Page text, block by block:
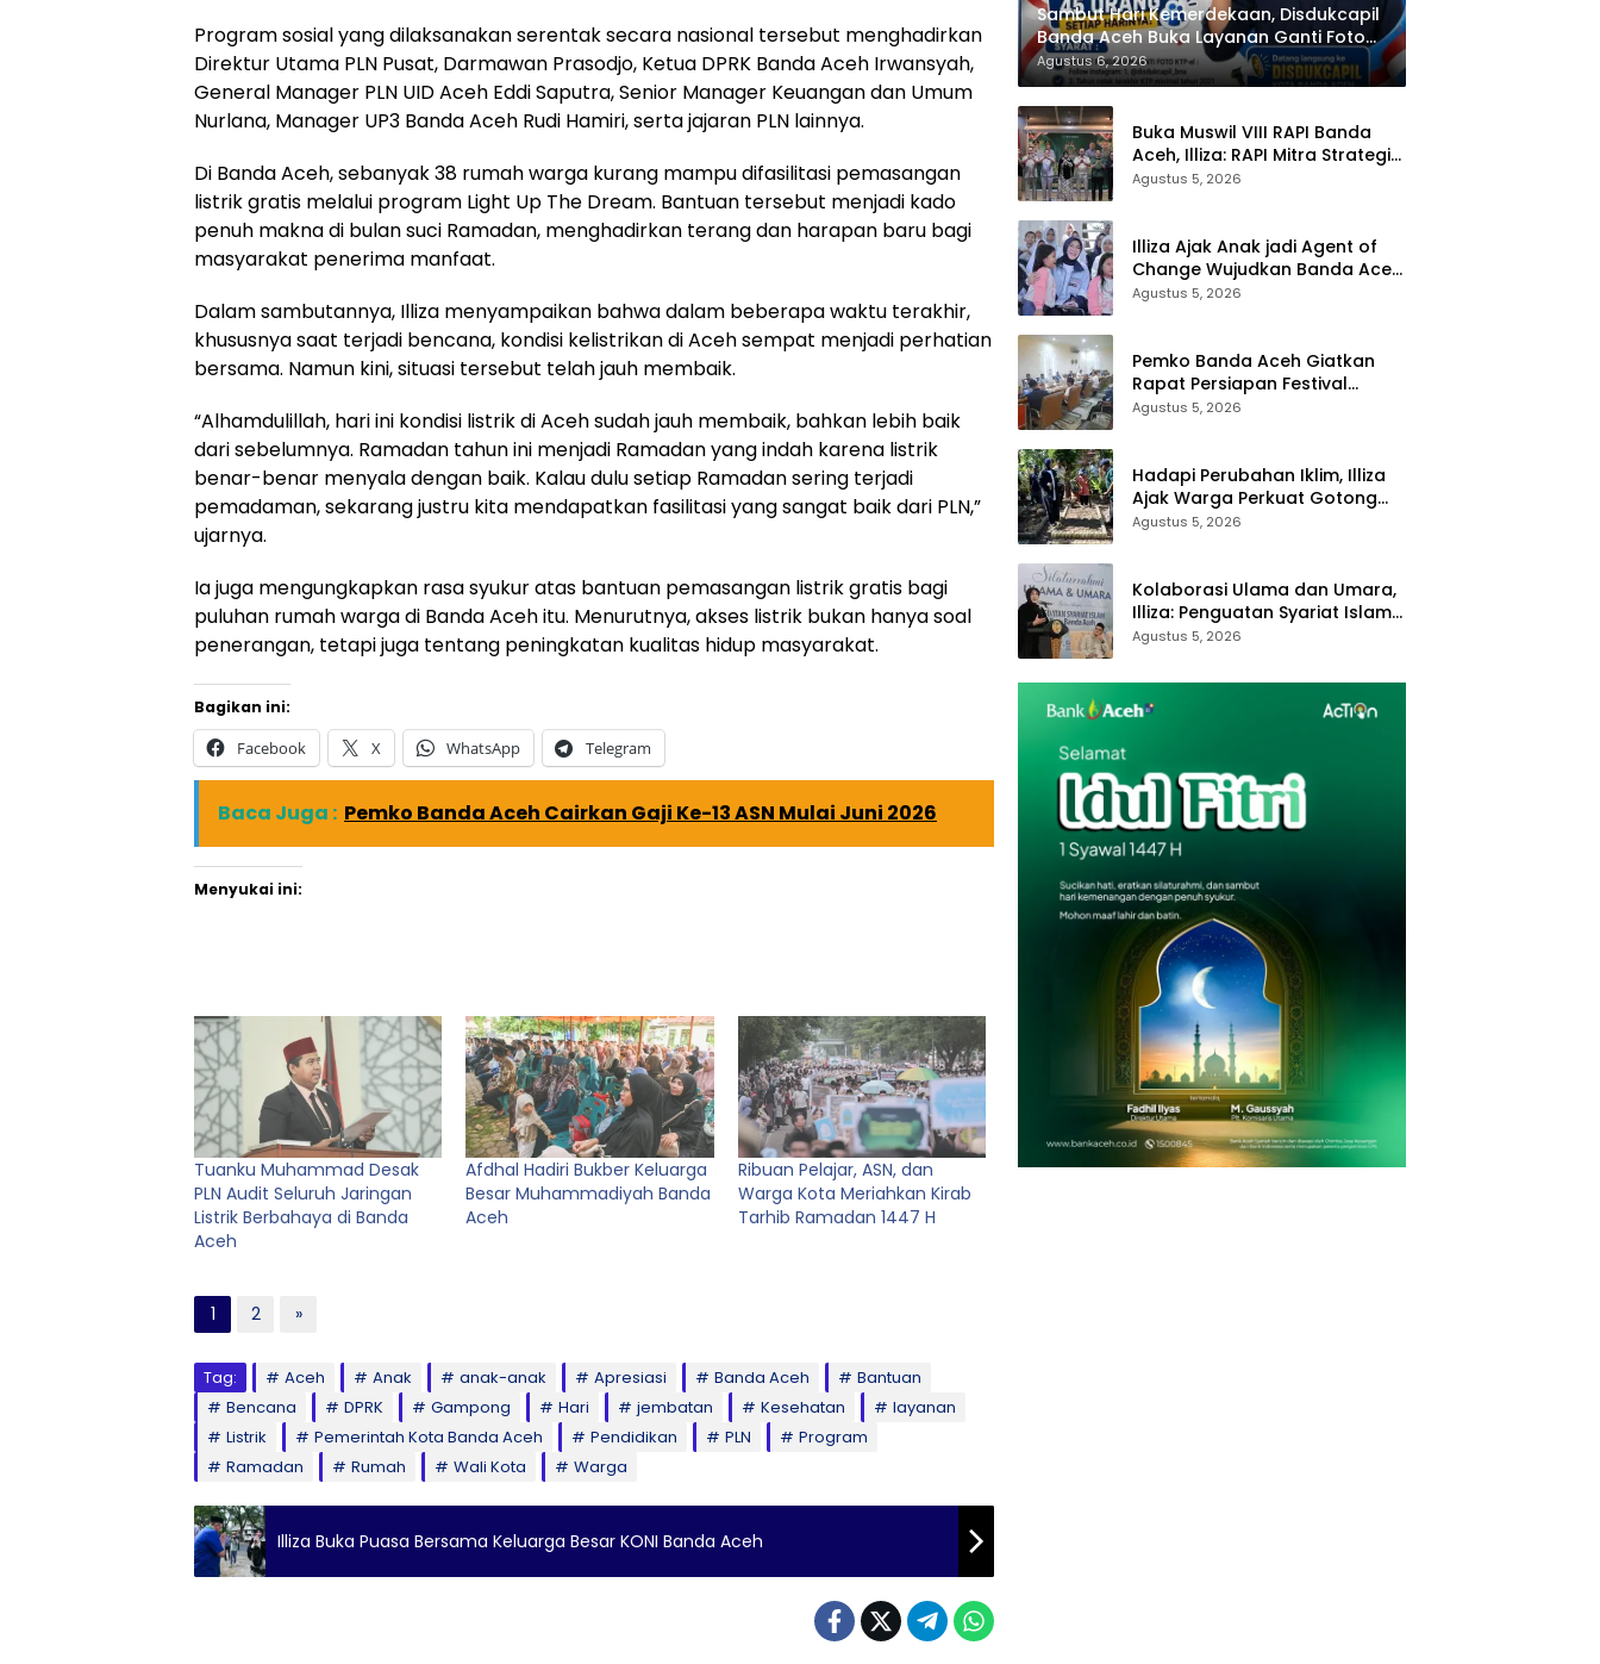
Program sosial yang dilaksanakan serentak secara nasional tersebut menghadirkan
Direktur Utama PLN Pusat, Darmawan Prasodjo, Ketua DPRK Banda Aceh Irwansyah,
General Manager PLN UID Aceh Eddi Saputra, Senior Manager Keuangan dan Umum
Nurlana, Manager UP3 Banda Aceh Rudi Hamiri, serta jajaran PLN lainnya.
Di Banda Aceh, sebanyak 38 rumah warga kurang mampu difasilitasi pemasangan
listrik gratis melalui program Light Up The Dream. Bantuan tersebut menjadi kado
penuh makna di bulan suci Ramadan, menghadirkan terang dan harapan baru bagi
masyarakat penerima manfaat.
Dalam sambutannya, Illiza menyampaikan bahwa dalam beberapa waktu terakhir,
khususnya saat terjadi bencana, kondisi kelistrikan di Aceh sempat menjadi perhatian
bersama. Namun kini, situasi tersebut telah jauh membaik.
“Alhamdulillah, hari ini kondisi listrik di Aceh sudah jauh membaik, bahkan lebih baik
dari sebelumnya. Ramadan tahun ini menjadi Ramadan yang indah karena listrik
benar-benar menyala dengan baik. Kalau dulu setiap Ramadan sering terjadi
pemadaman, sekarang justru kita mendapatkan fasilitasi yang sangat baik dari PLN,”
ujarnya.
Ia juga mengungkapkan rasa syukur atas bantuan pemasangan listrik gratis bagi
puluhan rumah warga di Banda Aceh itu. Menurutnya, akses listrik bukan hanya soal
penerangan, tetapi juga tentang peningkatan kualitas hidup masyarakat.
Bagikan ini:
Facebook X WhatsApp Telegram
Baca Juga : Pemko Banda Aceh Cairkan Gaji Ke-13 ASN Mulai Juni 2026
Menyukai ini:
Tuanku Muhammad Desak
PLN Audit Seluruh Jaringan
Listrik Berbahaya di Banda
Aceh
Afdhal Hadiri Bukber Keluarga
Besar Muhammadiyah Banda
Aceh
Ribuan Pelajar, ASN, dan
Warga Kota Meriahkan Kirab
Tarhib Ramadan 1447 H
1 2 »
Tag: Aceh Anak anak-anak Apresiasi Banda Aceh
Bantuan
Bencana
DPRK Gampong Hari jembatan Kesehatan
layanan
Listrik
Pemerintah Kota Banda Aceh Pendidikan PLN
Program
Ramadan
Rumah Wali Kota Warga
Illiza Buka Puasa Bersama Keluarga Besar KONI Banda Aceh
Sambut Hari Kemerdekaan, Disdukcapil
Banda Aceh Buka Layanan Ganti Foto
KTP
Agustus 6, 2026
Buka Muswil VIII RAPI Banda
Aceh, Illiza: RAPI Mitra Strategis
Pemerintah
Agustus 5, 2026
Illiza Ajak Anak jadi Agent of
Change Wujudkan Banda Aceh
Kota Layak Anak
Agustus 5, 2026
Pemko Banda Aceh Giatkan
Rapat Persiapan Festival
Kemerdekaan di Pasar Atjeh
Agustus 5, 2026
Hadapi Perubahan Iklim, Illiza
Ajak Warga Perkuat Gotong
Royong dan Kampung Proklim
Agustus 5, 2026
Kolaborasi Ulama dan Umara,
Illiza: Penguatan Syariat Islam
Tanggung Jawab Bersama
Agustus 5, 2026